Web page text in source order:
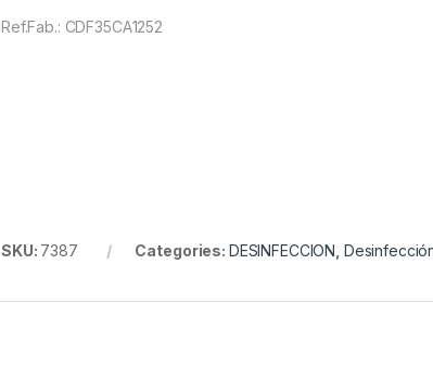
Ref.Fab.: CDF35CA1252
SKU: 7387 Categories: DESINFECCION